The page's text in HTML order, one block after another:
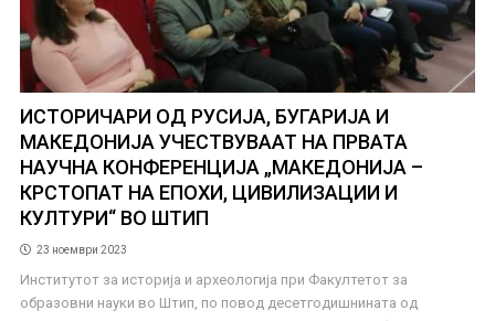
ИСТОРИЧАРИ ОД РУСИЈА, БУГАРИЈА И
МАКЕДОНИЈА УЧЕСТВУВААТ НА ПРВАТА
НАУЧНА КОНФЕРЕНЦИЈА „МАКЕДОНИЈА –
КРСТОПАТ НА ЕПОХИ, ЦИВИЛИЗАЦИИ И
КУЛТУРИ“ ВО ШТИП
23 ноември 2023
Институтот за историја и археологија при Факултетот за
образовни науки во Штип, по повод десетгодишнината од